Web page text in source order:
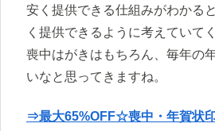
安く提供できる仕組みがわかる
く提供できるように考えていて
喪中はがきはもちろん、毎年の
いなと思ってきますね。
⇒最大65%OFF☆喪中・年賀状